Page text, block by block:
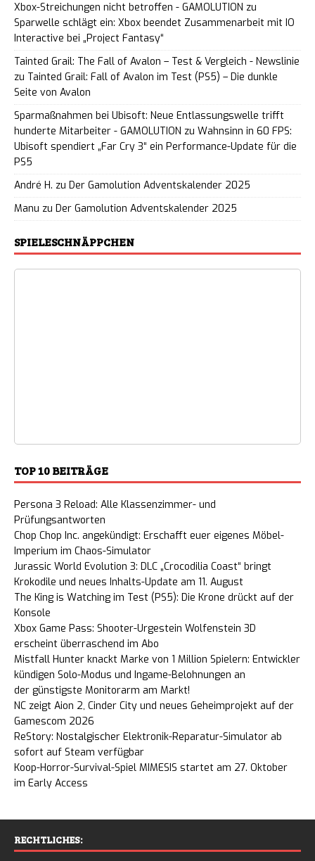
Xbox-Streichungen nicht betroffen - GAMOLUTION zu
Sparwelle schlägt ein: Xbox beendet Zusammenarbeit mit IO
Interactive bei „Project Fantasy“
Tainted Grail: The Fall of Avalon – Test & Vergleich - Newslinie
zu Tainted Grail: Fall of Avalon im Test (PS5) – Die dunkle
Seite von Avalon
Sparmaßnahmen bei Ubisoft: Neue Entlassungswelle trifft
hunderte Mitarbeiter - GAMOLUTION zu Wahnsinn in 60 FPS:
Ubisoft spendiert „Far Cry 3“ ein Performance-Update für die
PS5
André H. zu Der Gamolution Adventskalender 2025
Manu zu Der Gamolution Adventskalender 2025
SPIELESCHNÄPPCHEN
TOP 10 BEITRÄGE
Persona 3 Reload: Alle Klassenzimmer- und
Prüfungsantworten
Chop Chop Inc. angekündigt: Erschafft euer eigenes Möbel-
Imperium im Chaos-Simulator
Jurassic World Evolution 3: DLC „Crocodilia Coast“ bringt
Krokodile und neues Inhalts-Update am 11. August
The King is Watching im Test (PS5): Die Krone drückt auf der
Konsole
Xbox Game Pass: Shooter-Urgestein Wolfenstein 3D
erscheint überraschend im Abo
Mistfall Hunter knackt Marke von 1 Million Spielern: Entwickler
kündigen Solo-Modus und Ingame-Belohnungen an
der günstigste Monitorarm am Markt!
NC zeigt Aion 2, Cinder City und neues Geheimprojekt auf der
Gamescom 2026
ReStory: Nostalgischer Elektronik-Reparatur-Simulator ab
sofort auf Steam verfügbar
Koop-Horror-Survival-Spiel MIMESIS startet am 27. Oktober
im Early Access
RECHTLICHES: